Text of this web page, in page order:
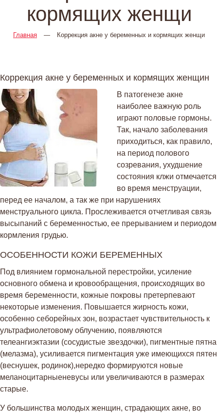
кормящих женщи
Главная — Коррекция акне у беременных и кормящих женщи
Коррекция акне у беременных и кормящих женщин
В патогенезе акне
наиболее важную роль
играют половые гормоны.
Так, начало заболевания
приходиться, как правило,
на период полового
созревания, ухудшение
состояния клжи отмечается
во время менструации,
перед ее началом, а так же при нарушениях
менструального цикла. Прослеживается отчетливая связь
высыпаний с беременностью, ее прерыванием и периодом
кормления грудью.
ОСОБЕННОСТИ КОЖИ БЕРЕМЕННЫХ
Под влиянием гормональной перестройки, усиление
основного обмена и кровообращения, происходящих во
время беременности, кожные покровы претерпевают
некоторые изменения. Повышается жирность кожи,
особенно себорейных зон, возрастает чувствительность к
ультрафиолетовому облучению, появляются
телеангиэктазии (сосудистые звездочки), пигментные пятна
(мелазма), усиливается пигментация уже имеющихся пятен
(веснушек, родинок),нередко формируются новые
меланоцитарныеневусы или увеличиваются в размерах
старые.
У большинства молодых женщин, страдающих акне, во